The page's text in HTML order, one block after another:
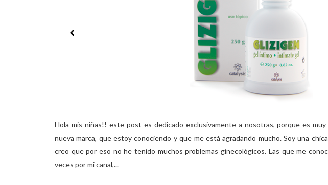
Hola mis niñas!! este post es dedicado exclusivamente a nosotras, porque es
nueva marca, que estoy conociendo y que me está agradando mucho. Soy una
creo que por eso no he tenido muchos problemas ginecológicos. Las que me
veces por mi canal,...